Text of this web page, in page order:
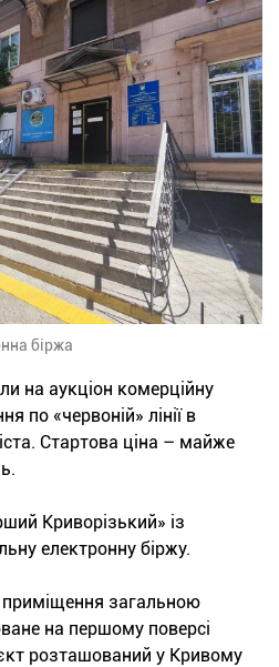
біржа
на аукціон комерційну
по «червоній» лінії в
Стартова ціна – майже
Криворізький» із
електронну біржу.
загальною
на першому поверсі
розташований у Кривому